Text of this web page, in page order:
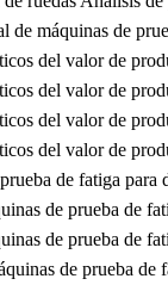
máquinas de
del valor de
del valor de
del valor de
del valor de
de fatiga para
de prueba de
de prueba de
de prueba